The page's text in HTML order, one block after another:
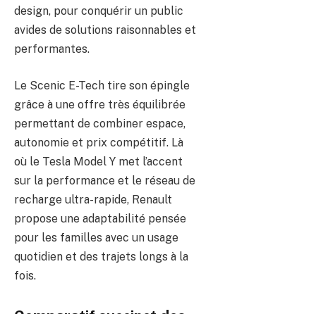
design, pour conquérir un public
avides de solutions raisonnables et
performantes.
Le Scenic E-Tech tire son épingle
grâce à une offre très équilibrée
permettant de combiner espace,
autonomie et prix compétitif. Là
où le Tesla Model Y met l’accent
sur la performance et le réseau de
recharge ultra-rapide, Renault
propose une adaptabilité pensée
pour les familles avec un usage
quotidien et des trajets longs à la
fois.